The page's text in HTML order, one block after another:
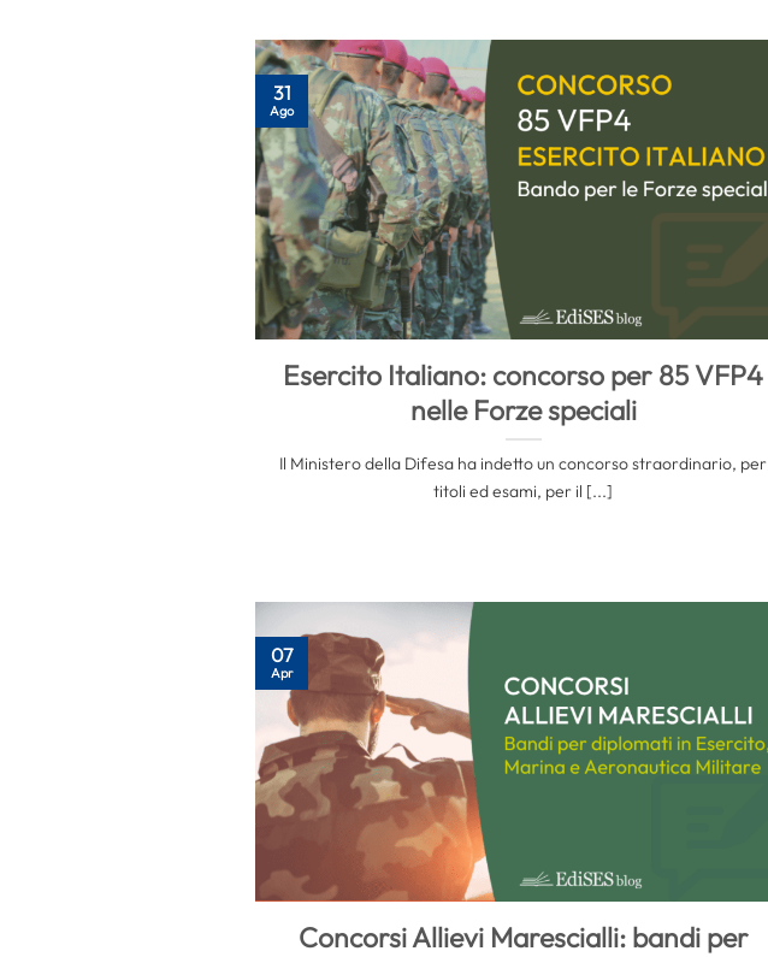
Esercito Italiano: concorso per 85 VFP4
nelle Forze speciali
Il Ministero della Difesa ha indetto un concorso straordinario, per
titoli ed esami, per il [...]
31
Ago
Concorsi Allievi Marescialli: bandi per
07
Apr